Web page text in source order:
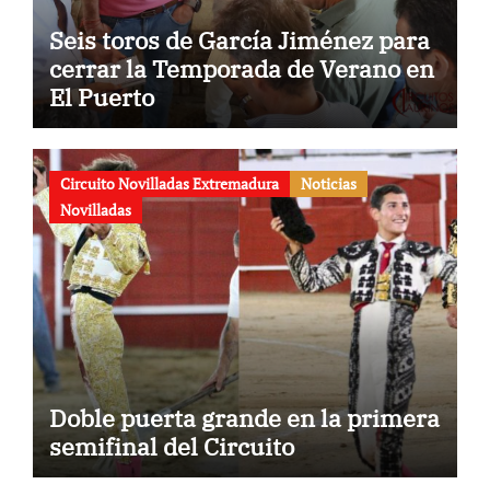
Seis toros de García Jiménez para
cerrar la Temporada de Verano en
El Puerto
Circuito Novilladas Extremadura
Noticias
Novilladas
Doble puerta grande en la primera
semifinal del Circuito